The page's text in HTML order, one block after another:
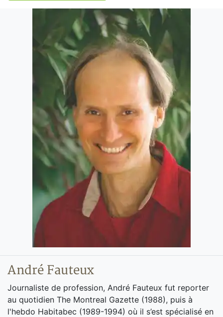
André Fauteux
Journaliste de profession, André Fauteux fut reporter
au quotidien The Montreal Gazette (1988), puis à
l'hebdo Habitabec (1989-1994) où il s’est spécialisé en